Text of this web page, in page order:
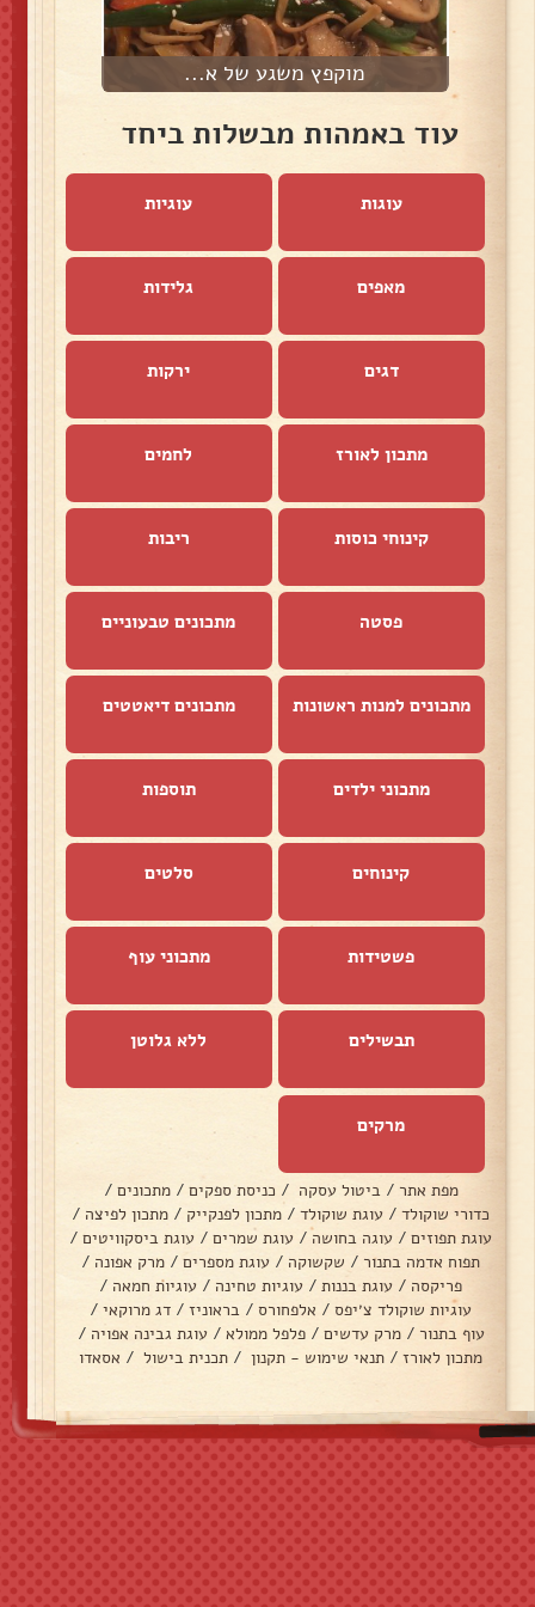
מוקפץ משגע של א...
עוד באמהות מבשלות ביחד
עוגות עוגיות
מאפים גלידות
דגים ירקות
מתכון לאורז לחמים
קינוחי כוסות ריבות
פסטה מתכונים טבעוניים
מתכונים למנות ראשונות מתכונים דיאטטים
מתכוני ילדים תוספות
קינוחים סלטים
פשטידות מתכוני עוף
תבשילים ללא גלוטן
מרקים
מפת אתר / ביטול עסקה / כניסת ספקים / מתכונים /
כדורי שוקולד / עוגת שוקולד / מתכון לפנקייק / מתכון לפיצה /
עוגת תפוזים / עוגה בחושה / עוגת שמרים / עוגת ביסקוויטים /
תפוח אדמה בתנור / שקשוקה / עוגת מספרים / מרק אפונה /
פריקסה / עוגת בננות / עוגיות טחינה / עוגיות חמאה /
עוגיות שוקולד צ׳יפס / אלפחורס / בראוניז / דג מרוקאי /
עוף בתנור / מרק עדשים / פלפל ממולא / עוגת גבינה אפויה /
מתכון לאורז / תנאי שימוש - תקנון / תכנית בישול / אסאדו